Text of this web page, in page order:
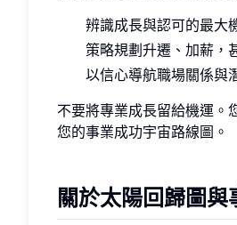
辨識成長與認可的最大
策略規劃升遷、加薪，
以信心導航職場關係與
不要將專業成長留給機運。
您的事業成功宇宙路線圖。
關於太陽回歸圖